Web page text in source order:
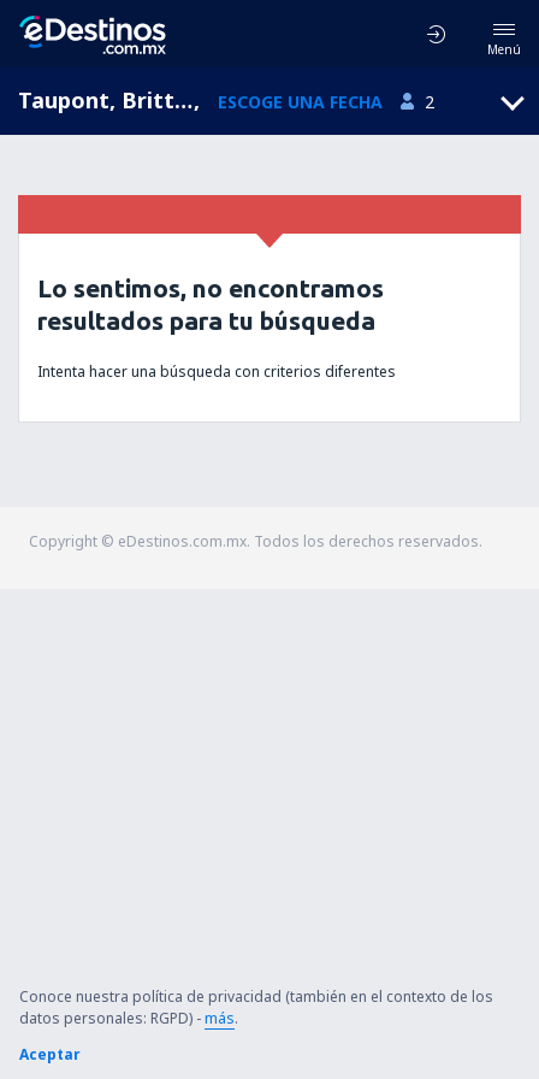
Menú
Taupont, Brittany, Francia, ESCOGE UNA FECHA 2
Lo sentimos, no encontramos
resultados para tu búsqueda
Intenta hacer una búsqueda con criterios diferentes
Copyright © eDestinos.com.mx. Todos los derechos reservados.
Conoce nuestra política de privacidad (también en el contexto de los
datos personales: RGPD) -más.
Aceptar